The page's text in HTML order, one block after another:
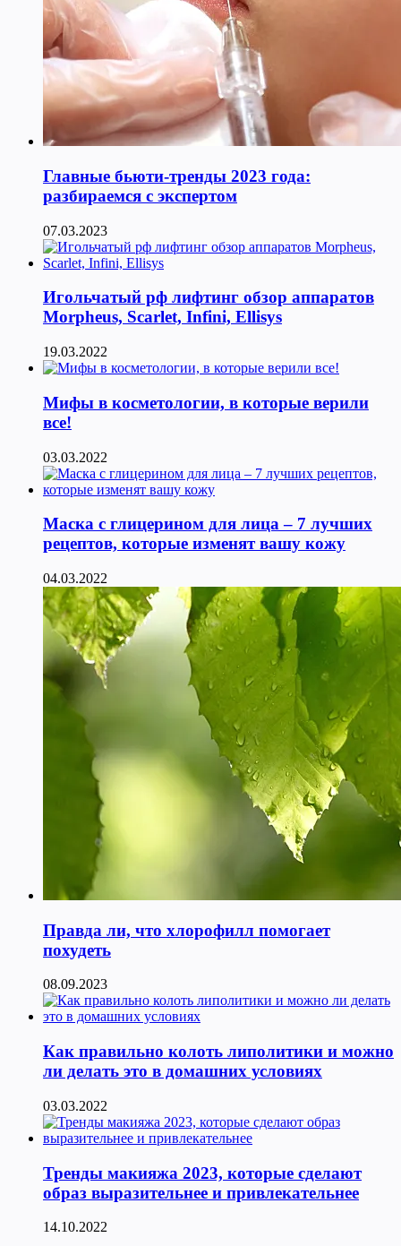
Главные бьюти-тренды 2023 года:
разбираемся с экспертом
07.03.2023
Игольчатый рф лифтинг обзор аппаратов
Morpheus, Scarlet, Infini, Ellisys
19.03.2022
Мифы в косметологии, в которые верили
все!
03.03.2022
Маска с глицерином для лица – 7 лучших
рецептов, которые изменят вашу кожу
04.03.2022
Правда ли, что хлорофилл помогает
похудеть
08.09.2023
Как правильно колоть липолитики и можно
ли делать это в домашних условиях
03.03.2022
Тренды макияжа 2023, которые сделают
образ выразительнее и привлекательнее
14.10.2022